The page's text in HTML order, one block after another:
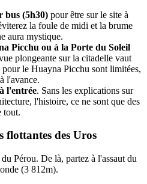
bus (5h30) pour être sur le site à
la foule de midi et la brume
aura mystique.
Picchu ou à la Porte du Soleil
plongeante sur la citadelle vaut
le Huayna Picchu sont limitées,
l'avance.
l'entrée. Sans les explications sur
l'histoire, ce ne sont que des
tout.
flottantes des Uros
Pérou. De là, partez à l'assaut du
(3 812m).